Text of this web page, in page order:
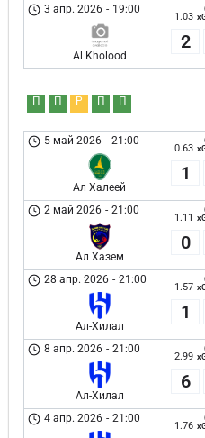
3 апр. 2026 - 19:00
Al Kholood
1.03
2
П П Р П П
5 май 2026 - 21:00
Ал Халеей
0.63
1
2 май 2026 - 21:00
Ал Хазем
1.11
0
28 апр. 2026 - 21:00
Ал-Хилал
1.57
1
8 апр. 2026 - 21:00
Ал-Хилал
2.99
6
4 апр. 2026 - 21:00
1.76